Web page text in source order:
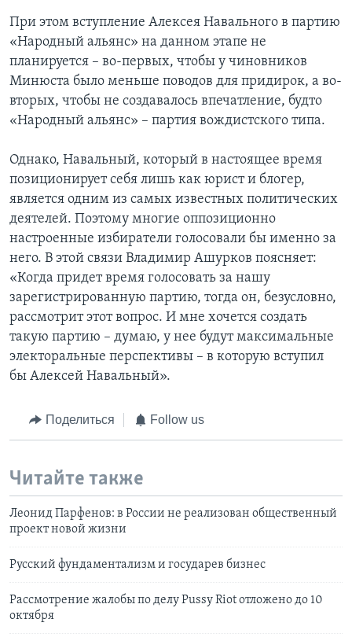
При этом вступление Алексея Навального в партию
«Народный альянс» на данном этапе не
планируется – во-первых, чтобы у чиновников
Минюста было меньше поводов для придирок, а во-
вторых, чтобы не создавалось впечатление, будто
«Народный альянс» – партия вождистского типа.
Однако, Навальный, который в настоящее время
позиционирует себя лишь как юрист и блогер,
является одним из самых известных политических
деятелей. Поэтому многие оппозиционно
настроенные избиратели голосовали бы именно за
него. В этой связи Владимир Ашурков поясняет:
«Когда придет время голосовать за нашу
зарегистрированную партию, тогда он, безусловно,
рассмотрит этот вопрос. И мне хочется создать
такую партию – думаю, у нее будут максимальные
электоральные перспективы – в которую вступил
бы Алексей Навальный».
Поделиться Follow us
Читайте также
Леонид Парфенов: в России не реализован общественный
проект новой жизни
Русский фундаментализм и государев бизнес
Рассмотрение жалобы по делу Pussy Riot отложено до 10
октября